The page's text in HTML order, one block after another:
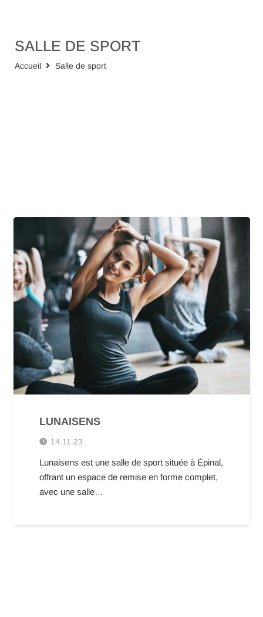
SALLE DE SPORT
Accueil Salle de sport
LUNAISENS
14.11.23
Lunaisens est une salle de sport située à Épinal,
offrant un espace de remise en forme complet,
avec une salle…